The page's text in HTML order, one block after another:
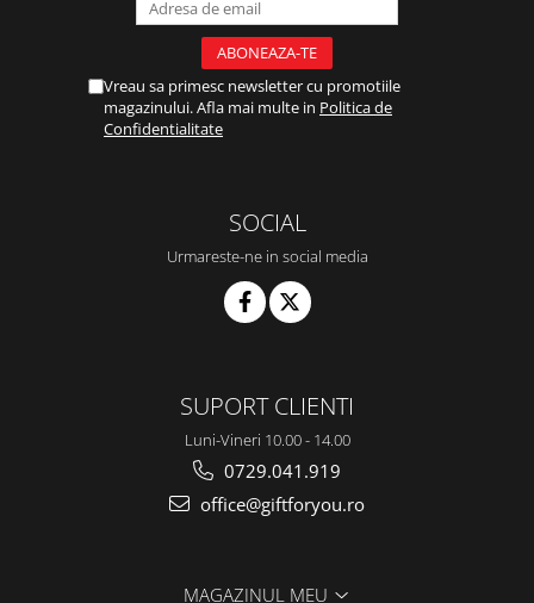
Vreau sa primesc newsletter cu promotiile
magazinului. Afla mai multe in Politica de
Confidentialitate
SOCIAL
Urmareste-ne in social media
SUPORT CLIENTI
Luni-Vineri 10.00 - 14.00
0729.041.919
office@giftforyou.ro
MAGAZINUL MEU